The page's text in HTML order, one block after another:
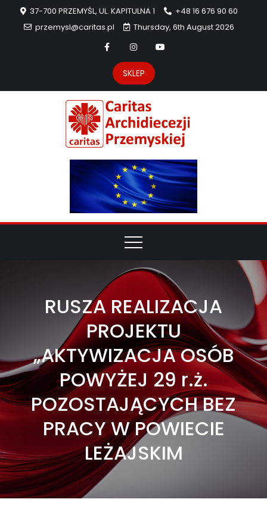
37-700 PRZEMYŚL, UL. KAPITULNA 1
+48 16 676 90 60
przemysl@caritas.pl
Thursday, 6th August 2026
SKLEP
RUSZA REALIZACJA
PROJEKTU
„AKTYWIZACJA OSÓB
POWYŻEJ 29 r.ż.
POZOSTAJĄCYCH BEZ
PRACY W POWIECIE
LEŻAJSKIM